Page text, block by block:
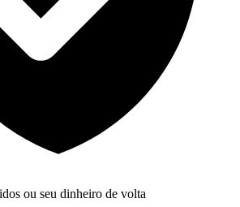
ou seu dinheiro de volta